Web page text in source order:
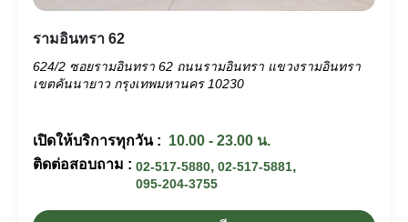
รามอินทรา 62
624/2 ซอยรามอินทรา 62 ถนนรามอินทรา แขวงรามอินทรา
เขตคันนายาว กรุงเทพมหานคร 10230
เปิดให้บริการทุกวัน : 10.00 - 23.00 น.
ติดต่อสอบถาม : 02-517-5880, 02-517-5881,
095-204-3755